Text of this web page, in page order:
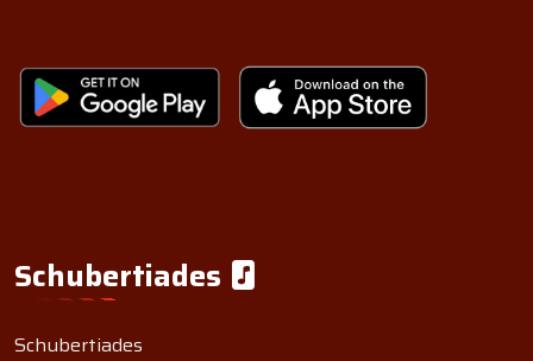
Schubertiades
Schubertiades